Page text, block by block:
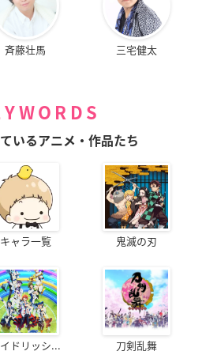
斉藤壮馬 三宅健太
いるアニメ・作品たち
キャラ一覧 鬼滅の刃
ドリッシ... 刀剣乱舞